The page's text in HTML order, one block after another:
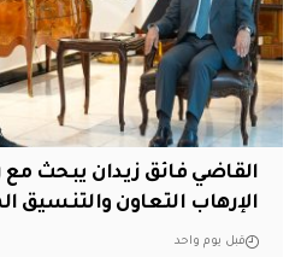
القاضي فائق زيدان يبحث
الإرهاب التعاون والتنسيق
قبل يوم واحد